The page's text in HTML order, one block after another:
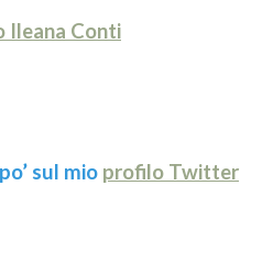
Ileana Conti
sul mio profilo Twitter